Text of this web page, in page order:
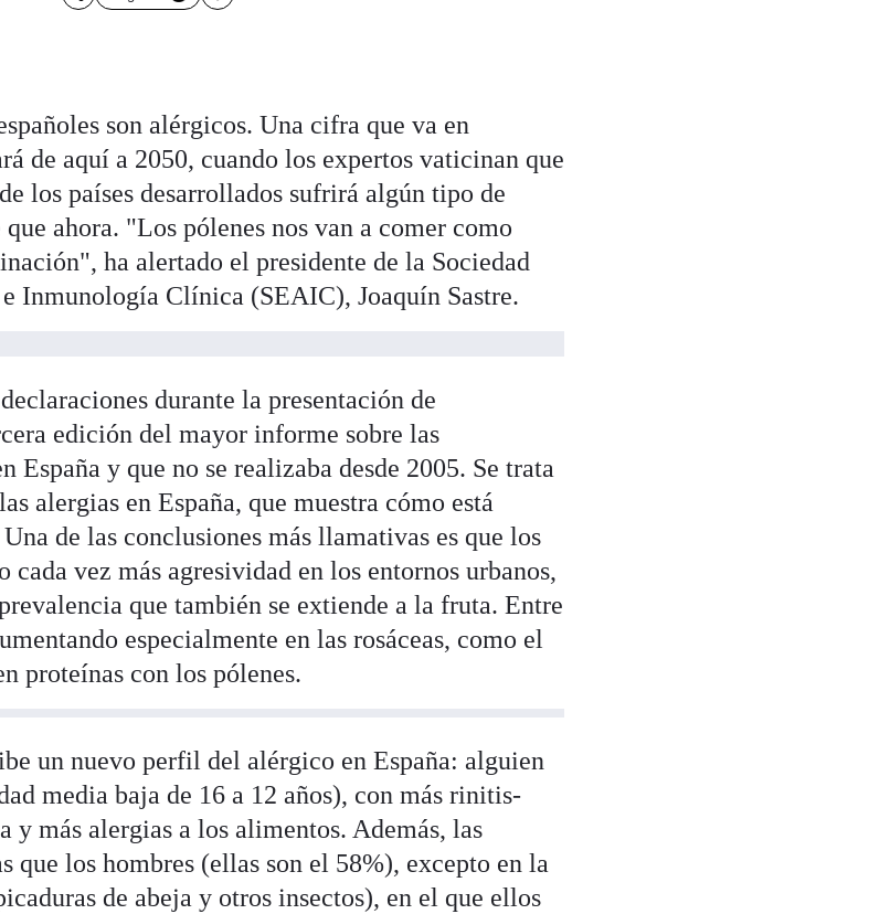
son alérgicos. Una cifra que va en
de aquí a 2050, cuando los expertos vaticinan que
los países desarrollados sufrirá algún tipo de
ahora. "Los pólenes nos van a comer como
ha alertado el presidente de la Sociedad
Inmunología Clínica (SEAIC), Joaquín Sastre.
durante la presentación de
edición del mayor informe sobre las
España y que no se realizaba desde 2005. Se trata
alergias en España, que muestra cómo está
de las conclusiones más llamativas es que los
cada vez más agresividad en los entornos urbanos,
que también se extiende a la fruta. Entre
especialmente en las rosáceas, como el
proteínas con los pólenes.
un nuevo perfil del alérgico en España: alguien
media baja de 16 a 12 años), con más rinitis-
y más alergias a los alimentos. Además, las
que los hombres (ellas son el 58%), excepto en la
de abeja y otros insectos), en el que ellos